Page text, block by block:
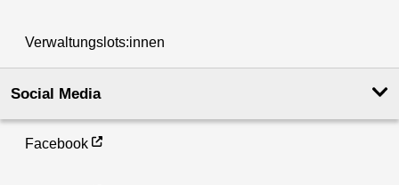
Verwaltungslots:innen
Social Media
Facebook